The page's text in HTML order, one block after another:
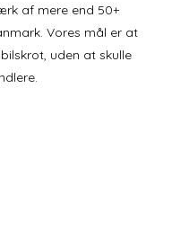
af mere end 50+
Vores mål er at
uden at skulle